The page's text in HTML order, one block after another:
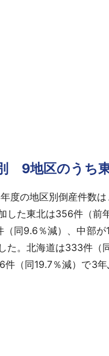
9地区のうち
度の地区別倒産件数は
した東北は356件（前
（同9.6％減）、中部
た。北海道は333件（
件（同19.7％減）で3年